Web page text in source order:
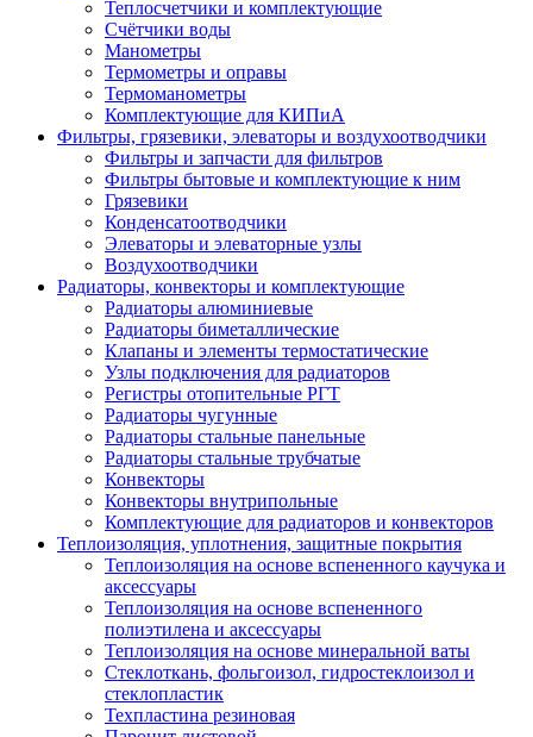
Теплосчетчики и комплектующие
Счётчики воды
Манометры
Термометры и оправы
Термоманометры
Комплектующие для КИПиА
Фильтры, грязевики, элеваторы и воздухоотводчики
Фильтры и запчасти для фильтров
Фильтры бытовые и комплектующие к ним
Грязевики
Конденсатоотводчики
Элеваторы и элеваторные узлы
Воздухоотводчики
Радиаторы, конвекторы и комплектующие
Радиаторы алюминиевые
Радиаторы биметаллические
Клапаны и элементы термостатические
Узлы подключения для радиаторов
Регистры отопительные РГТ
Радиаторы чугунные
Радиаторы стальные панельные
Радиаторы стальные трубчатые
Конвекторы
Конвекторы внутрипольные
Комплектующие для радиаторов и конвекторов
Теплоизоляция, уплотнения, защитные покрытия
Теплоизоляция на основе вспененного каучука и
аксессуары
Теплоизоляция на основе вспененного
полиэтилена и аксессуары
Теплоизоляция на основе минеральной ваты
Стеклоткань, фольгоизол, гидростеклоизол и
стеклопластик
Техпластина резиновая